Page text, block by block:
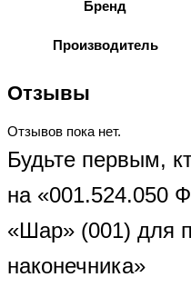
Бренд
Производитель
Отзывы
Отзывов пока нет.
Будьте первым,
на «001.524.050
«Шар» (001) для
наконечника»